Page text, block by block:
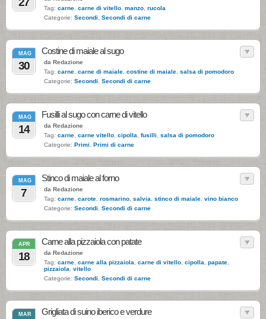
Tag: carne carne di vitello manzo rucola
Categorie: Secondi Secondi di carne
MAG
30
Costine di maiale al sugo
da Redazione
Tag: carne carne di maiale costine di maiale salsa di pomodoro
Categorie: Secondi Secondi di carne
MAG
14
Fusilli al sugo con carne di vitello
da Redazione
Tag: carne carne vitello cipolla fusilli
salsa di pomodoro
Categorie: Primi Primi di carne
MAG
7
Stinco di maiale al forno
da Redazione
Tag: carne carote rosmarino salvia stinco di maiale vino bianco
Categorie: Secondi Secondi di carne
APR
18
Carne alla pizzaiola con patate
da Redazione
Tag: carne carne alla pizzaiola carne di vitello cipolla papate
pizzaiola
vitello
Categorie: Secondi Secondi di carne
MAR Grigliata di suino iberico e verdure